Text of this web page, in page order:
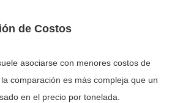
de Costos
asociarse con menores costos de
comparación es más compleja que un
en el precio por tonelada.